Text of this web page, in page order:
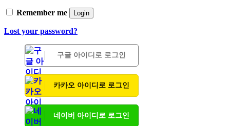
Remember me Login
Lost your password?
구글 아이디로 로그인
카카오 아이디로 로그인
네이버 아이디로 로그인